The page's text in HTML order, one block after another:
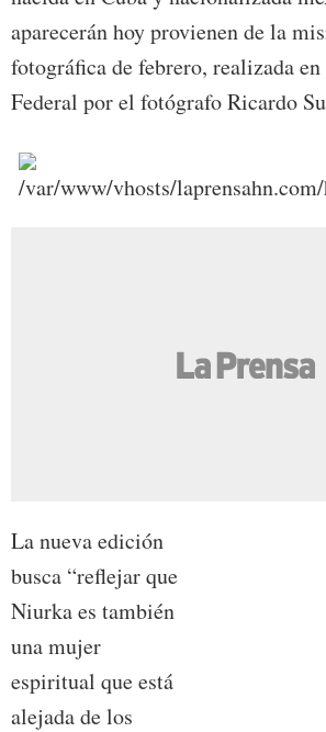
aparecerán hoy provienen de la
fotográfica de febrero, realizada
Federal por el fotógrafo Ricardo
La nueva edición
busca “reflejar que
Niurka es también
una mujer
espiritual que está
alejada de los